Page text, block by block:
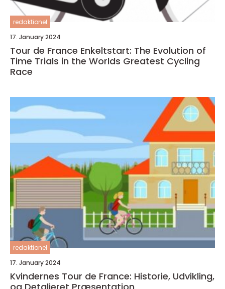
redaktionel
17. January 2024
Tour de France Enkeltstart: The Evolution of
Time Trials in the Worlds Greatest Cycling
Race
redaktionel
17. January 2024
Kvindernes Tour de France: Historie, Udvikling,